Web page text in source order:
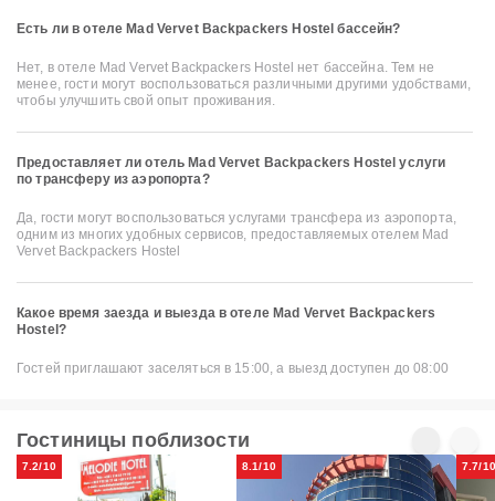
Есть ли в отеле Mad Vervet Backpackers Hostel бассейн?
Нет, в отеле Mad Vervet Backpackers Hostel нет бассейна. Тем не
менее, гости могут воспользоваться различными другими удобствами,
чтобы улучшить свой опыт проживания.
Предоставляет ли отель Mad Vervet Backpackers Hostel услуги
по трансферу из аэропорта?
Да, гости могут воспользоваться услугами трансфера из аэропорта,
одним из многих удобных сервисов, предоставляемых отелем Mad
Vervet Backpackers Hostel
Какое время заезда и выезда в отеле Mad Vervet Backpackers
Hostel?
Гостей приглашают заселяться в 15:00, а выезд доступен до 08:00
Гостиницы поблизости
7.2/10 8.1/10 7.7/10